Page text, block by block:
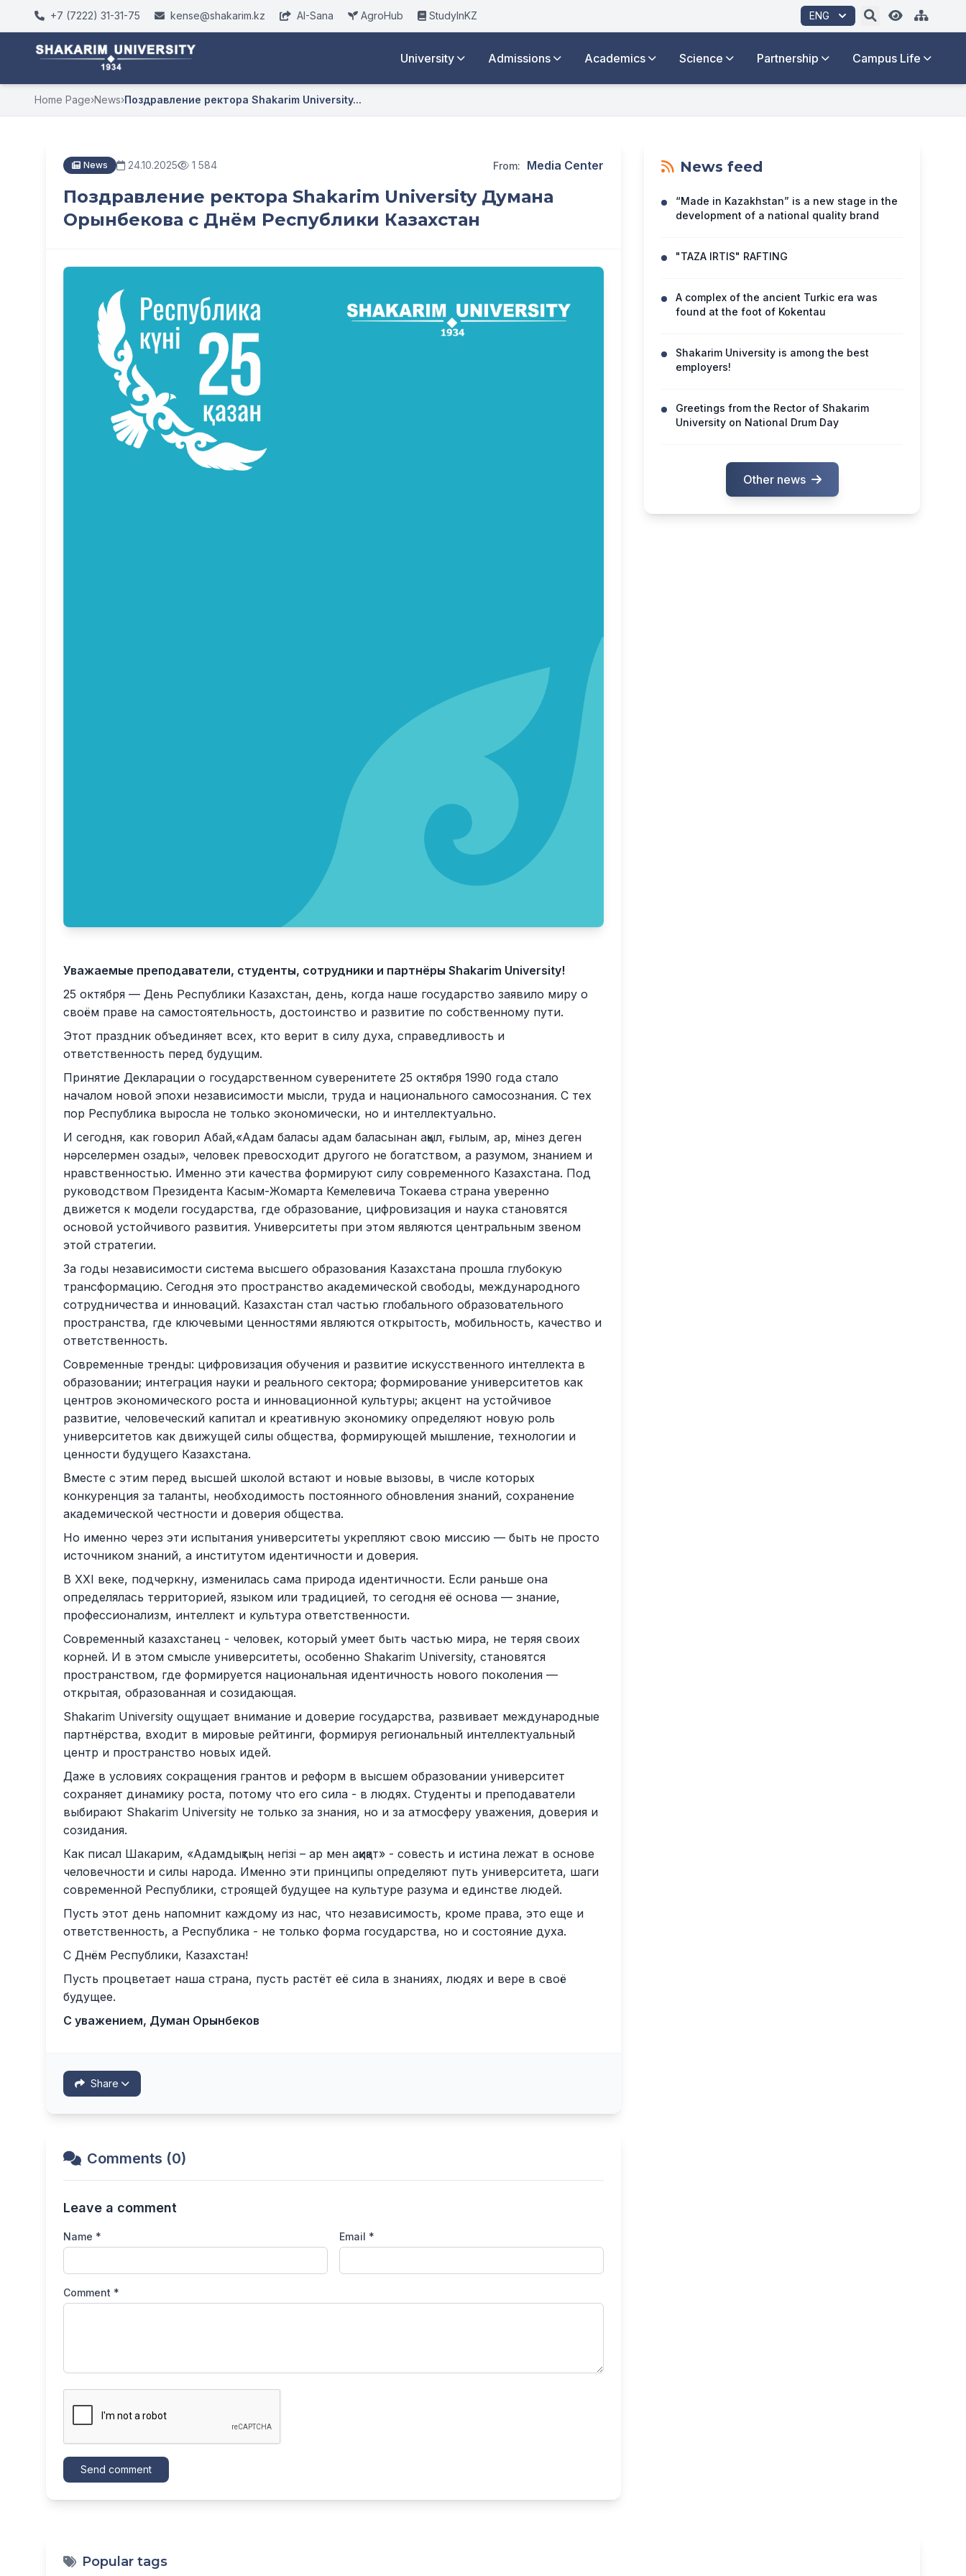
+7 (7222) 31-31-75 kense@shakarim.kz AI-Sana AgroHub StudyInKZ ENG
University Admissions Academics Science Partnership Campus Life
Home Page›News›Поздравление ректора Shakarim University...
News 24.10.2025 1 584 From: Media Center
Поздравление ректора Shakarim University Думана
Орынбекова с Днём Республики Казахстан
Уважаемые преподаватели, студенты, сотрудники и партнёры Shakarim University!
25 октября — День Республики Казахстан, день, когда наше государство заявило миру о
своём праве на самостоятельность, достоинство и развитие по собственному пути.
Этот праздник объединяет всех, кто верит в силу духа, справедливость и
ответственность перед будущим.
Принятие Декларации о государственном суверенитете 25 октября 1990 года стало
началом новой эпохи независимости мысли, труда и национального самосознания. С тех
пор Республика выросла не только экономически, но и интеллектуально.
И сегодня, как говорил Абай,«Адам баласы адам баласынан ақыл, ғылым, ар, мінез деген
нәрселермен озады», человек превосходит другого не богатством, а разумом, знанием и
нравственностью. Именно эти качества формируют силу современного Казахстана. Под
руководством Президента Касым-Жомарта Кемелевича Токаева страна уверенно
движется к модели государства, где образование, цифровизация и наука становятся
основой устойчивого развития. Университеты при этом являются центральным звеном
этой стратегии.
За годы независимости система высшего образования Казахстана прошла глубокую
трансформацию. Сегодня это пространство академической свободы, международного
сотрудничества и инноваций. Казахстан стал частью глобального образовательного
пространства, где ключевыми ценностями являются открытость, мобильность, качество и
ответственность.
Современные тренды: цифровизация обучения и развитие искусственного интеллекта в
образовании; интеграция науки и реального сектора; формирование университетов как
центров экономического роста и инновационной культуры; акцент на устойчивое
развитие, человеческий капитал и креативную экономику определяют новую роль
университетов как движущей силы общества, формирующей мышление, технологии и
ценности будущего Казахстана.
Вместе с этим перед высшей школой встают и новые вызовы, в числе которых
конкуренция за таланты, необходимость постоянного обновления знаний, сохранение
академической честности и доверия общества.
Но именно через эти испытания университеты укрепляют свою миссию — быть не просто
источником знаний, а институтом идентичности и доверия.
В XXI веке, подчеркну, изменилась сама природа идентичности. Если раньше она
определялась территорией, языком или традицией, то сегодня её основа — знание,
профессионализм, интеллект и культура ответственности.
Современный казахстанец - человек, который умеет быть частью мира, не теряя своих
корней. И в этом смысле университеты, особенно Shakarim University, становятся
пространством, где формируется национальная идентичность нового поколения —
открытая, образованная и созидающая.
Shakarim University ощущает внимание и доверие государства, развивает международные
партнёрства, входит в мировые рейтинги, формируя региональный интеллектуальный
центр и пространство новых идей.
Даже в условиях сокращения грантов и реформ в высшем образовании университет
сохраняет динамику роста, потому что его сила - в людях. Студенты и преподаватели
выбирают Shakarim University не только за знания, но и за атмосферу уважения, доверия и
созидания.
Как писал Шакарим, «Адамдықтың негізі – ар мен ақиқат» - совесть и истина лежат в основе
человечности и силы народа. Именно эти принципы определяют путь университета, шаги
современной Республики, строящей будущее на культуре разума и единстве людей.
Пусть этот день напомнит каждому из нас, что независимость, кроме права, это еще и
ответственность, а Республика - не только форма государства, но и состояние духа.
С Днём Республики, Казахстан!
Пусть процветает наша страна, пусть растёт её сила в знаниях, людях и вере в своё
будущее.
С уважением, Думан Орынбеков
Share
Comments (0)
Leave a comment
Name * Email *
Comment *
Send comment
News feed
“Made in Kazakhstan” is a new stage in the
development of a national quality brand
"TAZA IRTIS" RAFTING
A complex of the ancient Turkic era was
found at the foot of Kokentau
Shakarim University is among the best
employers!
Greetings from the Rector of Shakarim
University on National Drum Day
Other news
Popular tags